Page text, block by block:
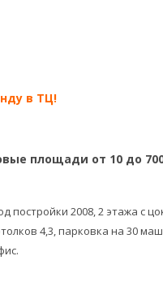
в ТЦ!
площади от 10 до
постройки 2008, 2 этажа с
4,3, парковка на 30